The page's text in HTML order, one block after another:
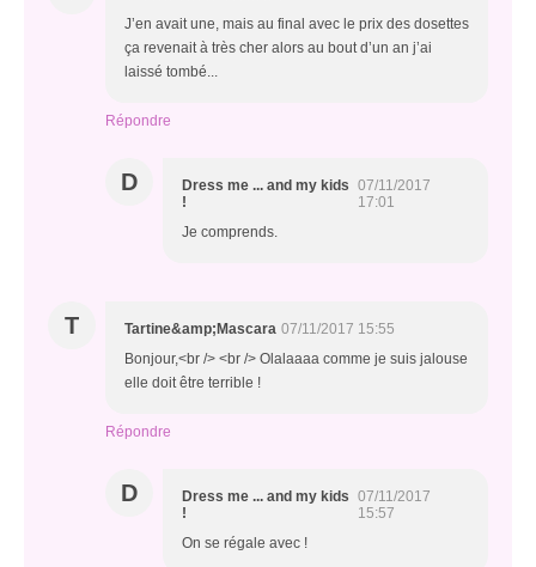
J’en avait une, mais au final avec le prix des dosettes
ça revenait à très cher alors au bout d’un an j’ai
laissé tombé...
Répondre
D
Dress me ... and my kids
!
07/11/2017
17:01
Je comprends.
T Tartine&amp;Mascara 07/11/2017 15:55
Bonjour,<br /> <br /> Olalaaaa comme je suis jalouse
elle doit être terrible !
Répondre
D
Dress me ... and my kids
!
07/11/2017
15:57
On se régale avec !